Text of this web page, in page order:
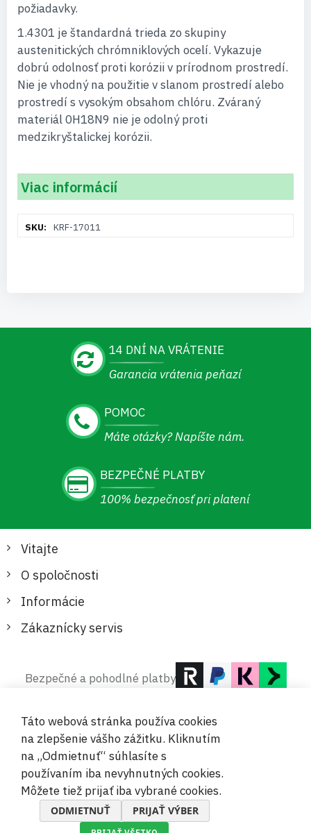
požiadavky.
1.4301 je štandardná trieda zo skupiny
austenitických chrómniklových ocelí. Vykazuje
dobrú odolnosť proti korózii v prírodnom prostredí.
Nie je vhodný na použitie v slanom prostredí alebo
prostredí s vysokým obsahom chlóru. Zváraný
materiál 0H18N9 nie je odolný proti
medzikryštalickej korózii.
Viac informácií
informáciíKRF-17011
14 DNÍ NA VRÁTENIE
Garancia vrátenia peňazí
POMOC
Máte otázky? Napíšte nám.
BEZPEČNÉ PLATBY
100% bezpečnosť pri platení
Vitajte
O spoločnosti
Informácie
Zákaznícky servis
Bezpečné a pohodlné platby
© 2019-2026 Megamix s.r.o.
Táto webová stránka používa cookies
na zlepšenie vášho zážitku. Kliknutím
na „Odmietnuť“ súhlasíte s
používaním iba nevyhnutných cookies.
Môžete tiež prijať iba vybrané cookies.
ODMIETNUŤ PRIJAŤ VÝBER